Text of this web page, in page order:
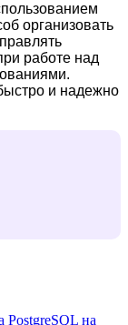
организовать
работе над
и надежно
PostgreSQL на